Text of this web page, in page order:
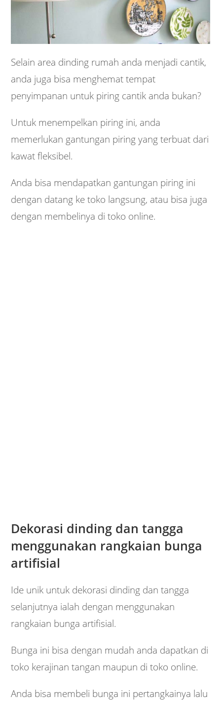
Selain area dinding rumah anda menjadi cantik,
anda juga bisa menghemat tempat
penyimpanan untuk piring cantik anda bukan?
Untuk menempelkan piring ini, anda
memerlukan gantungan piring yang terbuat dari
kawat fleksibel.
Anda bisa mendapatkan gantungan piring ini
dengan datang ke toko langsung, atau bisa juga
dengan membelinya di toko online.
Dekorasi dinding dan tangga
menggunakan rangkaian bunga
artifisial
Ide unik untuk dekorasi dinding dan tangga
selanjutnya ialah dengan menggunakan
rangkaian bunga artifisial.
Bunga ini bisa dengan mudah anda dapatkan di
toko kerajinan tangan maupun di toko online.
Anda bisa membeli bunga ini pertangkainya lalu